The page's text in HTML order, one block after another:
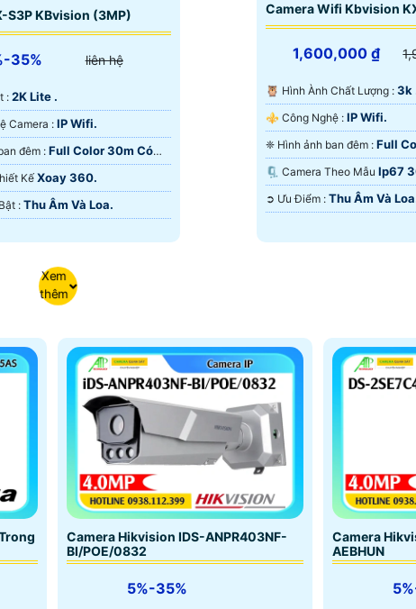
S3P KBvision (3MP)
35% liên hệ
:2K Lite .
🏆 Công Nghệ Camera : IP Wifi.
🌈 Hình ảnh ban đêm : Full Color 30m Có
KếXoay 360.
️☣️ Điểm Nỗi Bật :Thu Âm Và Loa.
Camera Wifi Kbvision
1,600,000 ₫
🦉 Hình Ành Chất Lượng :3k
⚜️ Công Nghệ : IP Wifi.
❈ Hình ảnh ban đêm : Full
ONVIF.
🗜️ Camera Theo Mẫu Ip67
️➲ Ưu Điểm :Thu Âm Và
Xem
thêm
Camera Hikvision IDS-ANPR403NF-
BI/POE/0832
5%-35%
Camera
AEBHUN